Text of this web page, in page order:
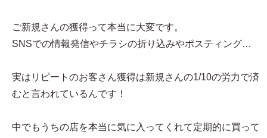
ご新規さんの獲得って本当に大変です。
SNSでの情報発信やチラシの折り込みやポスティング…
実はリピートのお客さん獲得は新規さんの1/10の労力で済
むと言われているんです！
中でもうちの店を本当に気に入ってくれて定期的に買って